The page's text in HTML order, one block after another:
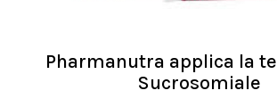
Pharmanutra applica la
Sucrosomiale